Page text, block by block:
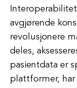
avgjørende
revolusjonere
deles,
pasientdata er
plattformer,